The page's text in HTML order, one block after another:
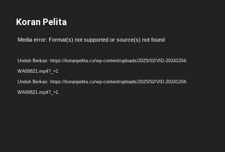
Koran Pelita
Pemutar
Media error: Format(s) not supported or source(s) not found
Unduh Berkas: https://koranpelita.co/wp-content/uploads/2025/02/VID-20241204-
WA00621.mp4?_=1
Unduh Berkas: https://koranpelita.co/wp-content/uploads/2025/02/VID-20241204-
WA00621.mp4?_=1